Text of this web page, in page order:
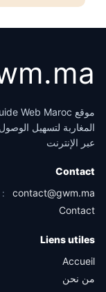
المغاربة لتسهيل
عبر الإنترنت
Contact
:
contact@gwm.ma
Contact
Liens utiles
Accueil
من نحن